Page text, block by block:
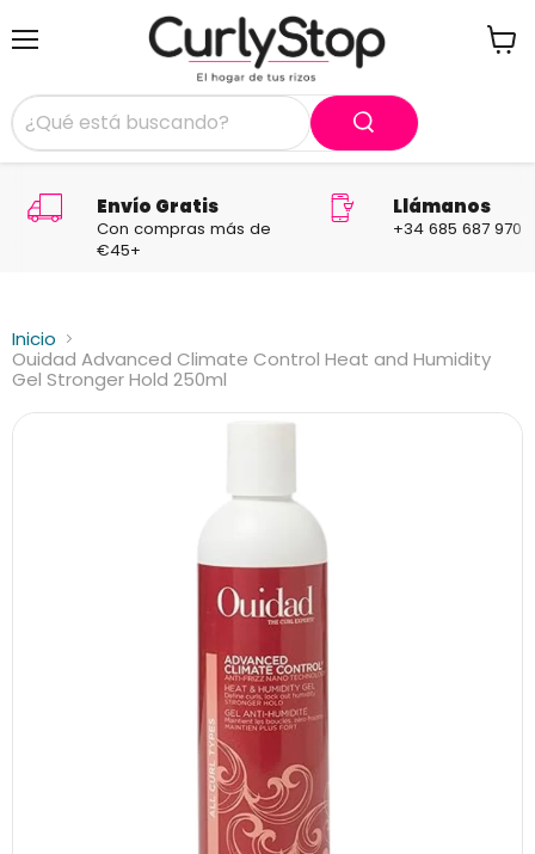
Envío Gratis
Con compras más de
€45+
Llámanos
+34 685 687 970
Inicio
Ouidad Advanced Climate Control Heat and Humidity
Gel Stronger Hold 250ml